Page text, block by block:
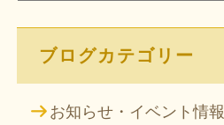
ブログカテゴリー
お知らせ・イベント情報